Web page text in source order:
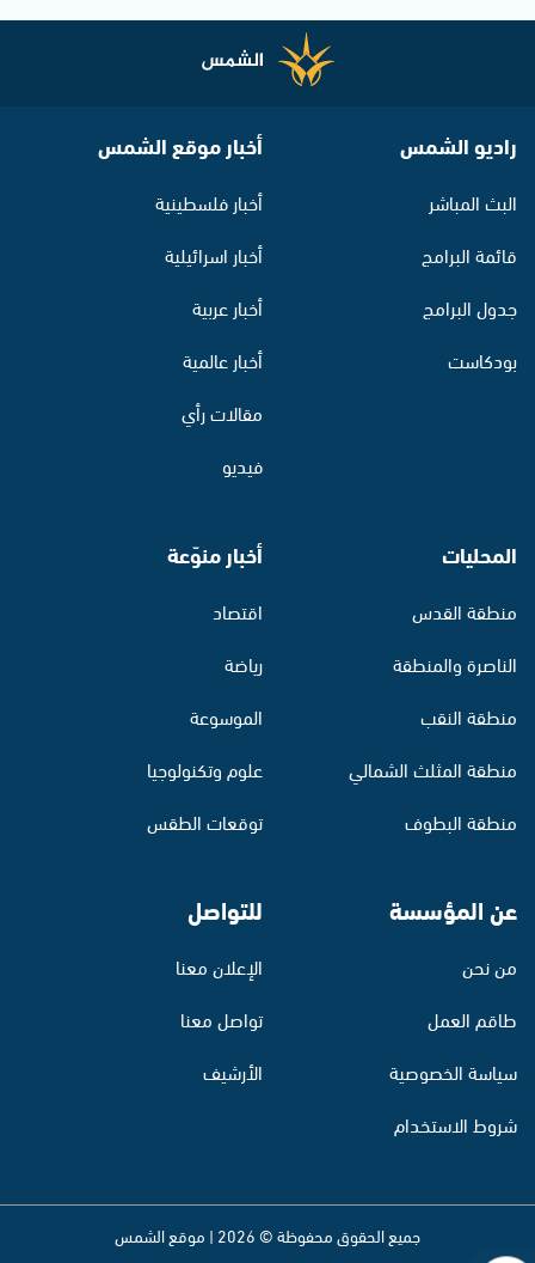
راديو الشمس
البث المباشر
قائمة البرامج
جدول البرامج
بودكاست
أخبار موقع الشمس
أخبار فلسطينية
أخبار اسرائيلية
أخبار عربية
أخبار عالمية
مقالات رأي
فيديو
المحليات
منطقة القدس
الناصرة والمنطقة
منطقة النقب
منطقة المثلث الشمالي
منطقة البطوف
أخبار منوّعة
اقتصاد
رياضة
الموسوعة
علوم وتكنولوجيا
توقعات الطقس
عن المؤسسة
من نحن
طاقم العمل
سياسة الخصوصية
شروط الاستخدام
للتواصل
الإعلان معنا
تواصل معنا
الأرشيف
جميع الحقوق محفوظة © 2026 | موقع الشمس